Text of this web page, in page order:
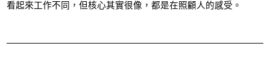
看起來工作不同，但核心其實很像，都是在照顧人的感受。